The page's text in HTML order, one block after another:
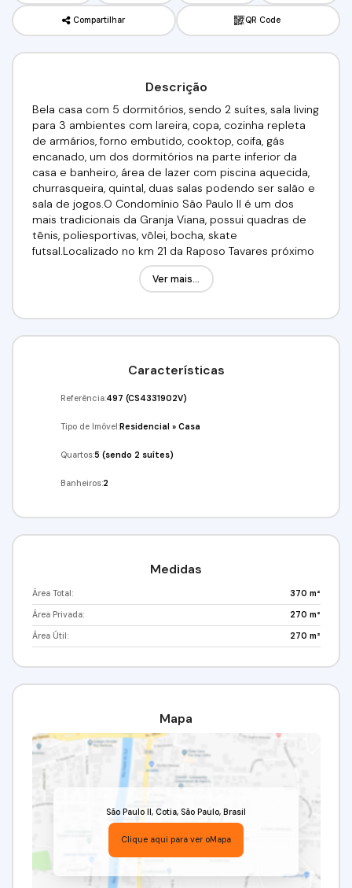
Compartilhar QR Code
Descrição
Bela casa com 5 dormitórios, sendo 2 suítes, sala living
para 3 ambientes com lareira, copa, cozinha repleta
de armários, forno embutido, cooktop, coifa, gás
encanado, um dos dormitórios na parte inferior da
casa e banheiro, área de lazer com piscina aquecida,
churrasqueira, quintal, duas salas podendo ser salão e
sala de jogos.O Condomínio São Paulo II é um dos
mais tradicionais da Granja Viana, possui quadras de
tênis, poliesportivas, vôlei, bocha, skate
futsal.Localizado no km 21 da Raposo Tavares próximo
aos shoppings da Granja Viana, The Square, aos
Supermercados BIG, Pão de Açucar e St
Ver mais...
Características
Referência:497 (CS4331902V)
Tipo de Imóvel:Residencial »Casa
Quartos:5 (sendo 2 suítes)
Banheiros:2
Medidas
Área Total: 370 m²
Área Privada: 270 m²
Área Útil: 270 m²
Mapa
São Paulo II, Cotia, São Paulo, Brasil
Clique aqui para ver oMapa